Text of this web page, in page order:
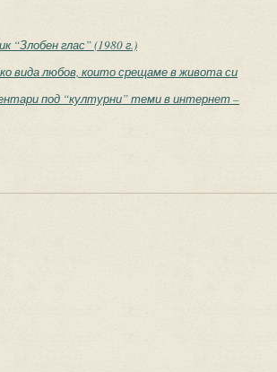
“Злобен глас” (1980 г.)
вида любов, които срещаме в живота си
под “културни” теми в интернет –